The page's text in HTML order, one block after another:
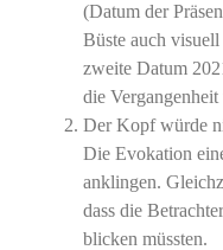
(Datum der
Büste auch
zweite Datum
die
Der Kopf würde
Die Evokation
anklingen.
dass die
blicken müssten.